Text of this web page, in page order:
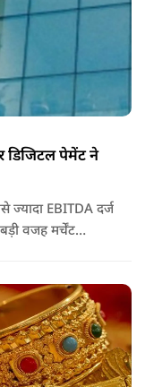
डिजिटल पेमेंट ने
EBITDA दर्ज
वजह मर्चेंट